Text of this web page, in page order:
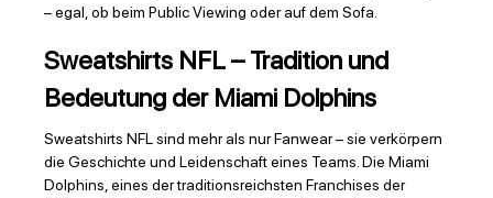
– egal, ob beim Public Viewing oder auf dem Sofa.
Sweatshirts NFL – Tradition und
Bedeutung der Miami Dolphins
Sweatshirts NFL sind mehr als nur Fanwear – sie verkörpern
die Geschichte und Leidenschaft eines Teams. Die Miami
Dolphins, eines der traditionsreichsten Franchises der